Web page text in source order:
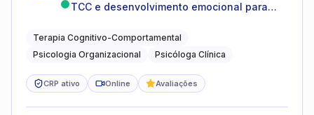
TCC e desenvolvimento emocional para
Terapia Cognitivo-Comportamental
Psicologia Organizacional
Psicóloga Clínica
CRP ativo Online Avaliações